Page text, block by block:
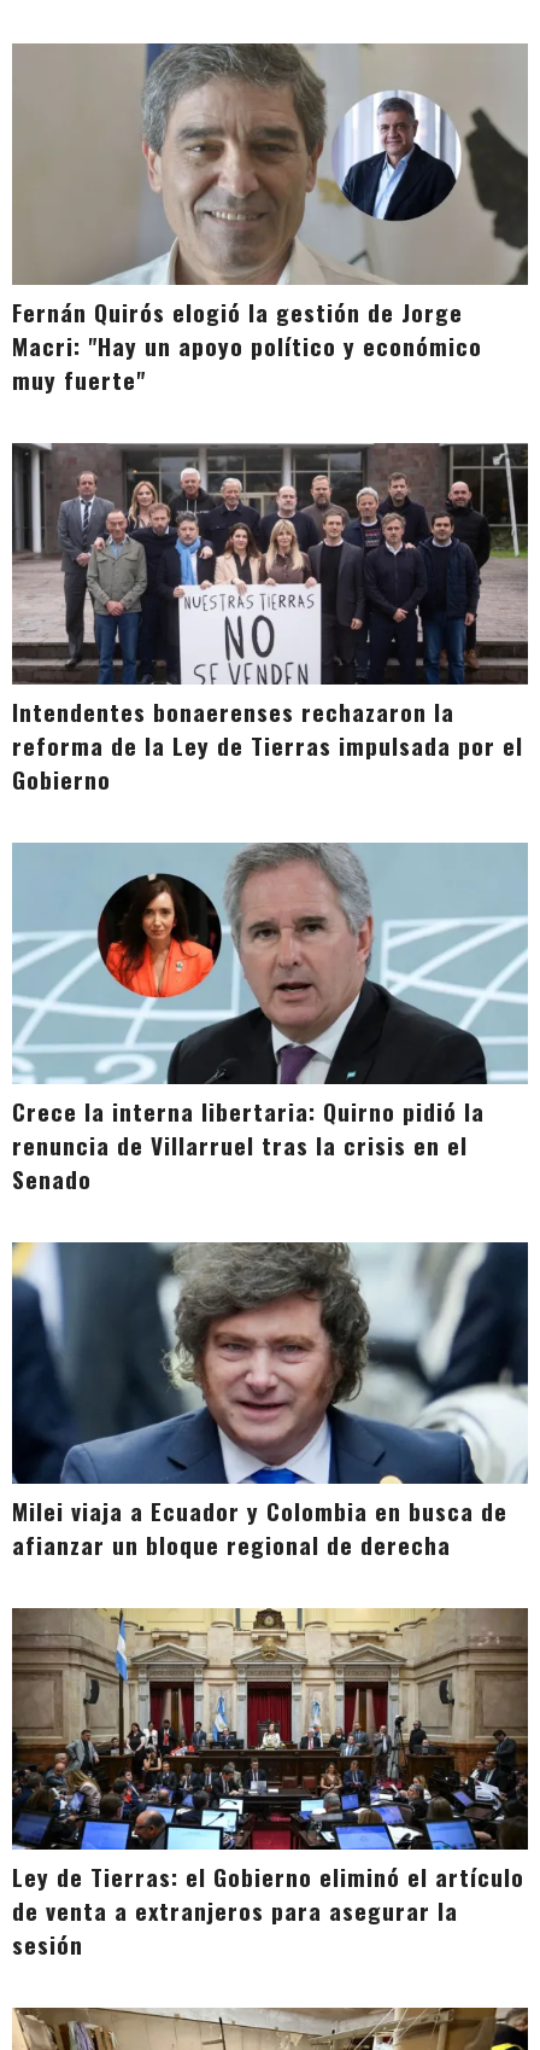
Fernán Quirós elogió la gestión de Jorge
Macri: "Hay un apoyo político y económico
muy fuerte"
Intendentes bonaerenses rechazaron la
reforma de la Ley de Tierras impulsada por el
Gobierno
Crece la interna libertaria: Quirno pidió la
renuncia de Villarruel tras la crisis en el
Senado
Milei viaja a Ecuador y Colombia en busca de
afianzar un bloque regional de derecha
Ley de Tierras: el Gobierno eliminó el artículo
de venta a extranjeros para asegurar la
sesión